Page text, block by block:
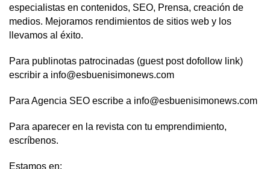
especialistas en contenidos, SEO, Prensa, creación de
medios. Mejoramos rendimientos de sitios web y los
llevamos al éxito.
Para publinotas patrocinadas (guest post dofollow link)
escribir a info@esbuenisimonews.com
Para Agencia SEO escribe a info@esbuenisimonews.com
Para aparecer en la revista con tu emprendimiento,
escríbenos.
Estamos en: